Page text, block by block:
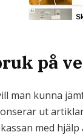
på
man kunna
ut
med